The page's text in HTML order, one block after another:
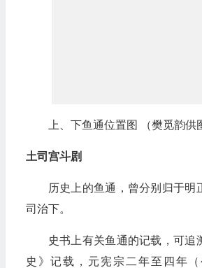
上、下鱼通位置图 （樊觅韵供
土司宫斗剧
历史上的鱼通，曾分别归于明
司治下。
史书上有关鱼通的记载，可追
史》记载，元宪宗二年至四年